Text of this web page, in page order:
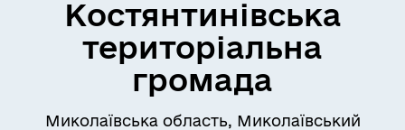
Костянтинівська
територіальна
громада
Миколаївська область, Миколаївський